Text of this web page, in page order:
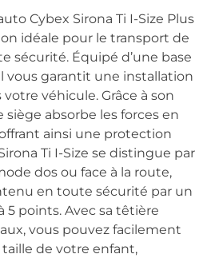
Cybex Sirona Ti I-Size Plus
idéale pour le transport de
sécurité. Équipé d’une base
vous garantit une installation
véhicule. Grâce à son
siège absorbe les forces en
ainsi une protection
Ti I-Size se distingue par
dos ou face à la route,
en toute sécurité par un
5 points. Avec sa têtière
vous pouvez facilement
taille de votre enfant,